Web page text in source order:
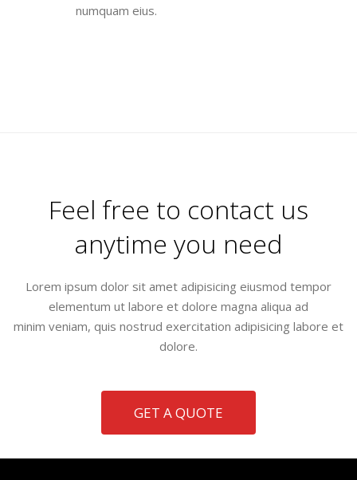
numquam eius.
Feel free to contact us
anytime you need
Lorem ipsum dolor sit amet adipisicing eiusmod tempor
elementum ut labore et dolore magna aliqua ad
minim veniam, quis nostrud exercitation adipisicing labore et
dolore.
GET A QUOTE